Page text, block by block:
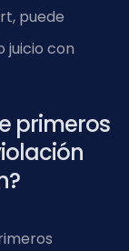
puede
juicio con
primeros